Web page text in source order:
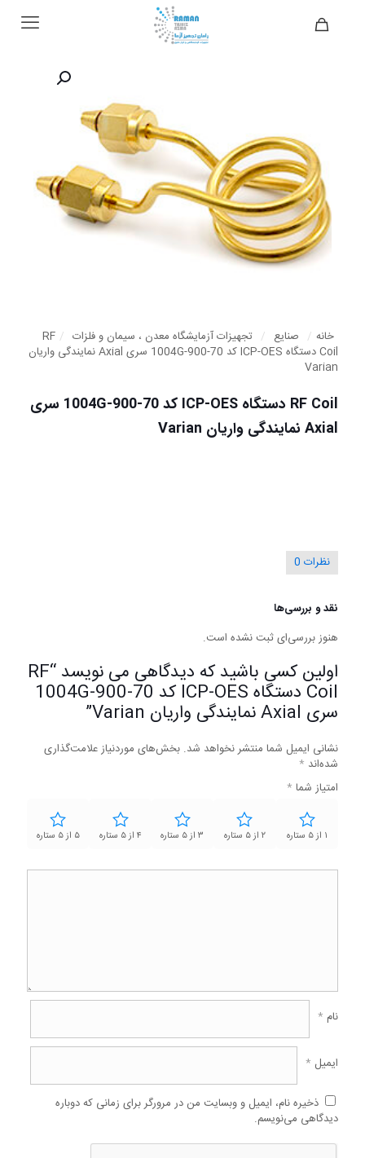
خانه / صنایع / تجهیزات آزمایشگاه معدن ، سیمان و فلزات /
RF
Coil دستگاه ICP-OES کد 70-900-1004G سری Axial نمایندگی واریان
Varian
RF Coil دستگاه ICP-OES کد 70-900-1004G سری
Axial نمایندگی واریان Varian
نظرات 0
نقد و بررسی‌ها
هنوز بررسی‌ای ثبت نشده است.
اولین کسی باشید که دیدگاهی می نویسد “RF
Coil دستگاه ICP-OES کد 70-900-1004G
سری Axial نمایندگی واریان Varian”
نشانی ایمیل شما منتشر نخواهد شد. بخش‌های موردنیاز علامت‌گذاری
شده‌اند *
امتیاز شما *
۱ از ۵ ستاره ۲ از ۵ ستاره ۳ از ۵ ستاره ۴ از ۵ ستاره ۵ از ۵ ستاره
نام *
ایمیل *
ذخیره نام، ایمیل و وبسایت من در مرورگر برای زمانی که دوباره
دیدگاهی می‌نویسم.